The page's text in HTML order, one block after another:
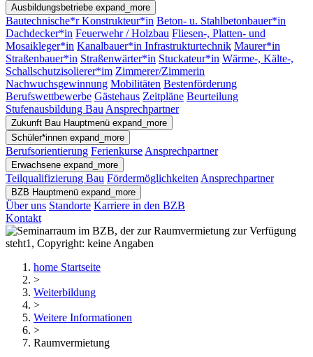
Ausbildungsbetriebe expand_more
Bautechnische*r Konstrukteur*in Beton- u. Stahlbetonbauer*in
Dachdecker*in Feuerwehr / Holzbau Fliesen-, Platten- und
Mosaikleger*in Kanalbauer*in Infrastrukturtechnik Maurer*in
Straßenbauer*in Straßenwärter*in Stuckateur*in Wärme-, Kälte-,
Schallschutzisolierer*im Zimmerer/Zimmerin
Nachwuchsgewinnung Mobilitäten Bestenförderung
Berufswettbewerbe Gästehaus Zeitpläne Beurteilung
Stufenausbildung Bau Ansprechpartner
Zukunft Bau Hauptmenü expand_more
Schüler*innen expand_more
Berufsorientierung Ferienkurse Ansprechpartner
Erwachsene expand_more
Teilqualifizierung Bau Fördermöglichkeiten Ansprechpartner
BZB Hauptmenü expand_more
Über uns Standorte Karriere in den BZB
Kontakt
home Startseite
>
Weiterbildung
>
Weitere Informationen
>
Raumvermietung